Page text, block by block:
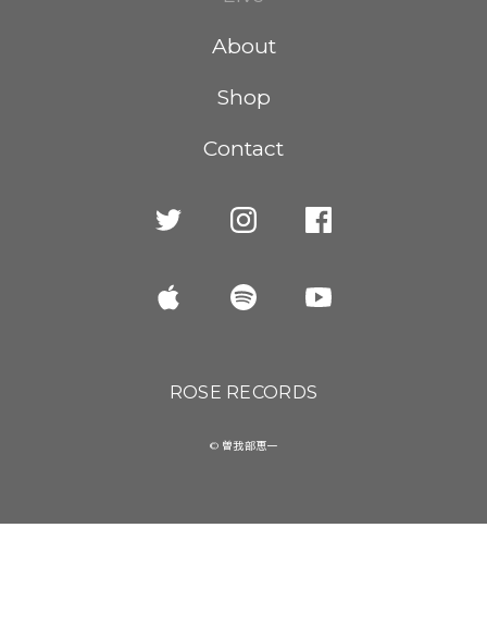
About
Shop
Contact
ROSE RECORDS
© 曽我部恵一